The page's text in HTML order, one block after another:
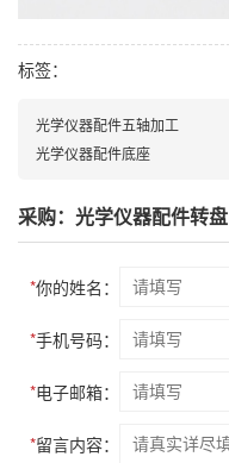
标签：
光学仪器配件五轴加工
光学仪器配件底座
采购：光学仪器配件转盘
*你的姓名：
*手机号码：
*电子邮箱：
*留言内容：